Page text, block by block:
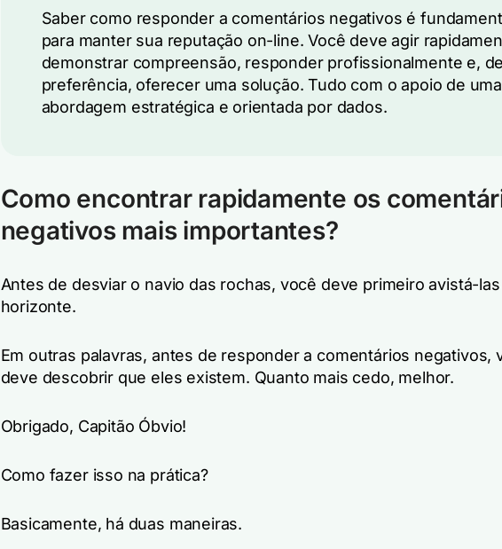
Saber como responder a comentários negativos é
para manter sua reputação on-line. Você deve agir
demonstrar compreensão, responder profissionalmente e, de
preferência, oferecer uma solução. Tudo com o apoio de uma
abordagem estratégica e orientada por dados.
Como encontrar rapidamente os
negativos mais importantes?
Antes de desviar o navio das rochas, você deve primeiro avistá-
horizonte.
Em outras palavras, antes de responder a comentários negativos,
deve descobrir que eles existem. Quanto mais cedo, melhor.
Obrigado, Capitão Óbvio!
Como fazer isso na prática?
Basicamente, há duas maneiras.